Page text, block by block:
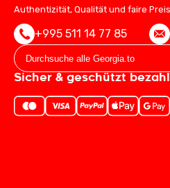
Authentizität, Qualität und faire
+995 511 14 77 85
Sicher & geschützt